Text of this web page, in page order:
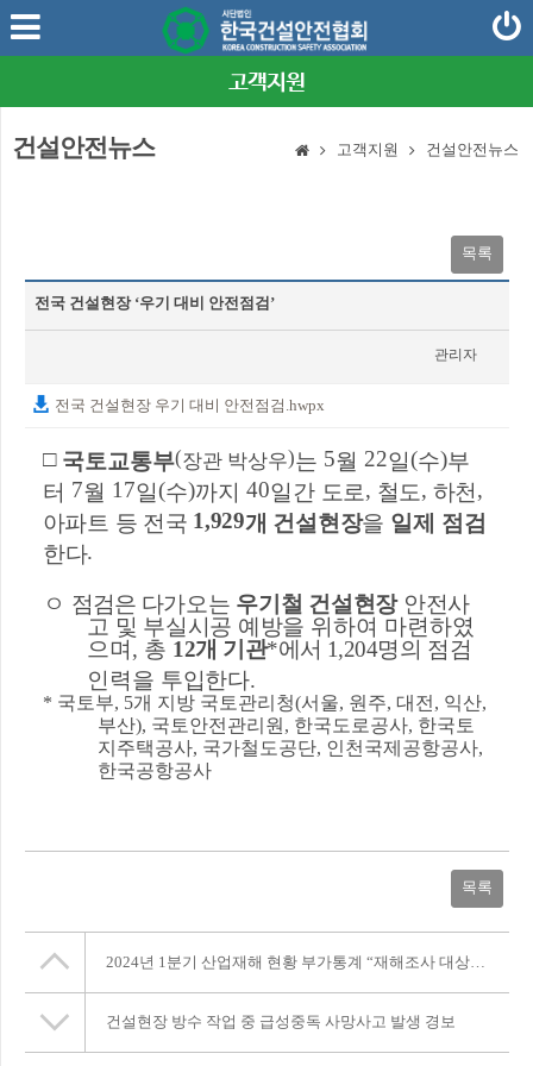
고객지원
건설안전뉴스 고객지원 건설안전뉴스
목록
전국 건설현장 ‘우기 대비 안전점검’
관리자
전국 건설현장 우기 대비 안전점검.hwpx
□ 국토교통부(장관 박상우)는 5월 22일(수)부
터 7월 17일(수)까지 40일간 도로, 철도, 하천 ,
아파트 등 전국 1,929개 건설현장을 일제 점검
한다.
ㅇ 점검은 다가오는 우기철 건설현장 안전사
고 및 부실시공 예방을 위하여 마련하였
으며 , 총 12개 기관*에서 1,204명의 점검
인력을 투입한다.
* 국토부, 5개 지방 국토관리청(서울, 원주, 대전 , 익산,
부산), 국토안전관리원 , 한국도로공사, 한국토
지주택공사, 국가철도공단, 인천국제공항공사,
한국공항공사
목록
2024년 1분기 산업재해 현황 부가통계 “재해조사 대상 사망사고 발생 현황” 잠정결과 발표
건설현장 방수 작업 중 급성중독 사망사고 발생 경보